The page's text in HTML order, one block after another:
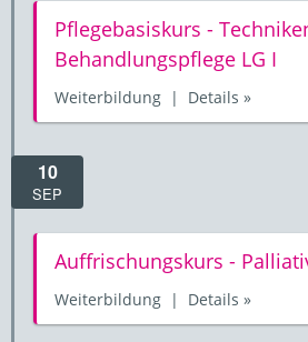
Pflegebasiskurs -
Behandlungspflege LG I
Weiterbildung | Details »
10
SEP
Auffrischungskurs -
Weiterbildung | Details »